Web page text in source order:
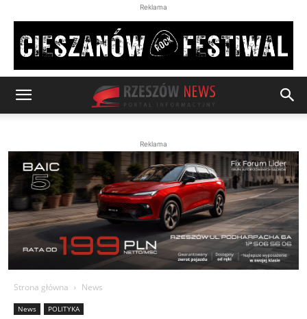
Reklama
Reklama
Strona główna News
News POLITYKA